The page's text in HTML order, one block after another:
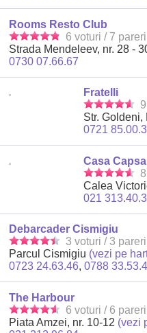
Rooms Resto Club
6 voturi / 7 pareri
Strada Mendeleev, nr. 28 -
0730 07.66.67
Fratelli
Str. Goldeni,
0721
Casa Capsa
Calea
021
Debarcader Cismigiu
3 voturi / 3 pareri
Parcul Cismigiu (vezi pe
0723 24.63.46,0788
The Harbour
6 voturi / 6 pareri
Piata Amzei, nr. 10-12 (vezi